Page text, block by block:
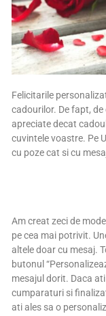
Felicitarile
cadourilor. De fapt,
apreciate decat
cuvintele voastre. Pe
cu poze cat si cu
Am creat zeci de
pe cea mai potrivit.
altele doar cu mesaj.
butonul
mesajul dorit. Daca
cumparaturi si
ati ales sa o